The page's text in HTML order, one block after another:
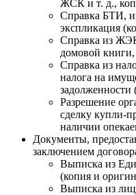
ЖСК и т. д.,
Справка БТИ,
экспликация
Справка из
домовой
Справка из
налога на
задолженности
Разрешение
сделку купли-
наличии
Документы,
заключением
Выписка из
(копия и
Выписка из